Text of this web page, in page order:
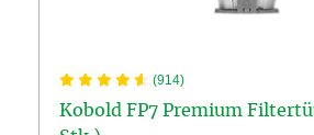
(914)
Kobold FP7 Premium